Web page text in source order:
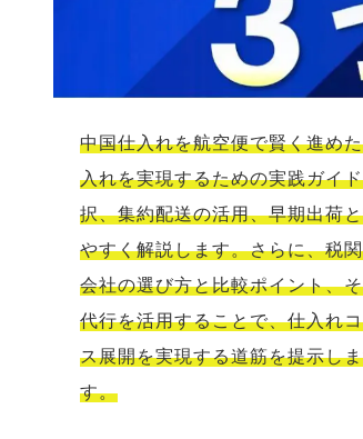
中国仕入れを航空便で賢く進め
入れを実現するための実践ガイ
択、集約配送の活用、早期出荷
やすく解説します。さらに、税
会社の選び方と比較ポイント、
代行を活用することで、仕入れ
ス展開を実現する道筋を提示し
す。